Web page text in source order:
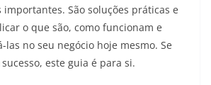
São soluções práticas e
o que são, como funcionam e
las no seu negócio hoje mesmo. Se
este guia é para si.